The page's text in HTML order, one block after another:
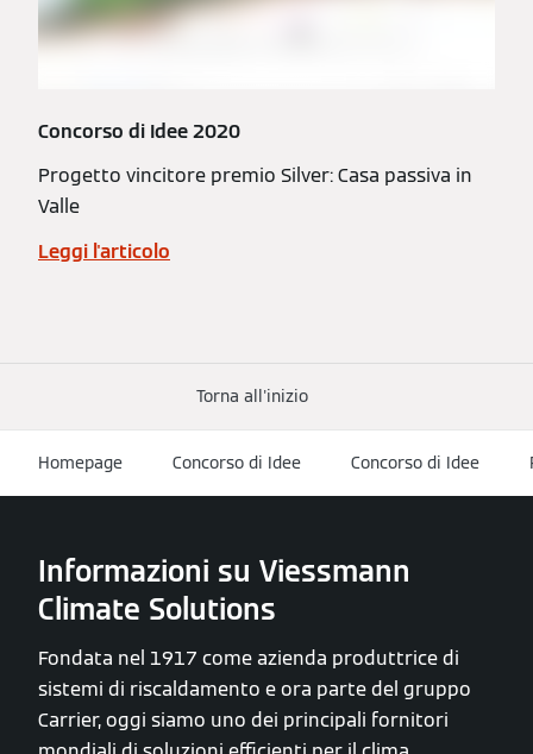
Concorso di Idee 2020
Progetto vincitore premio Silver: Casa passiva in
Valle
Leggi l'articolo
Torna all'inizio
Homepage Concorso di Idee Concorso di Idee
Informazioni su Viessmann
Climate Solutions
Fondata nel 1917 come azienda produttrice di
sistemi di riscaldamento e ora parte del gruppo
Carrier, oggi siamo uno dei principali fornitori